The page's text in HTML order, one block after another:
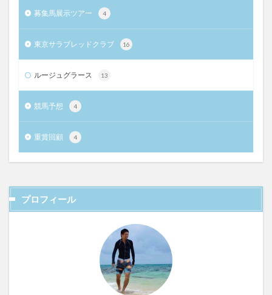
募集馬展示ツアー 4
東京サラブレッドクラブ 16
ルージュグラース 13
競馬予想 4
重賞回顧 4
プロフィール